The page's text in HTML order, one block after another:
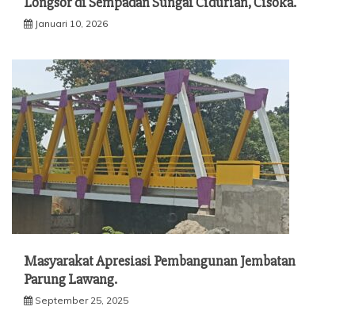
Januari 10, 2026
Masyarakat Apresiasi Pembangunan Jembatan
Parung Lawang.
September 25, 2025